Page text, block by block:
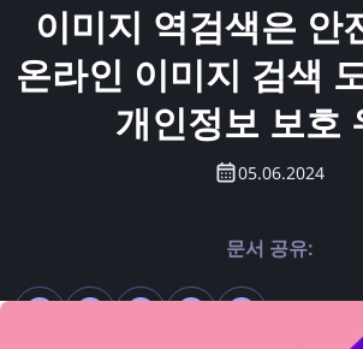
이미지 역검색은 안
온라인 이미지 검색
개인정보 보호
05.06.2024
문서 공유: